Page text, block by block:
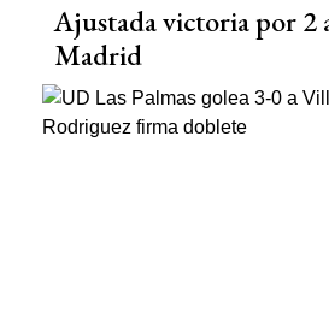
Ajustada victoria por 2
Madrid